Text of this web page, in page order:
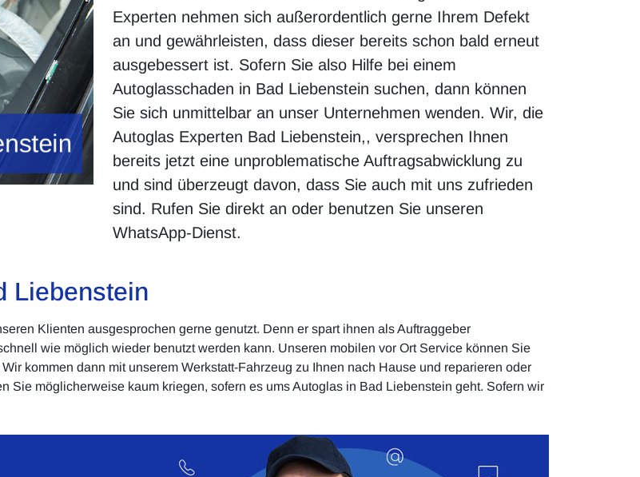
Experten nehmen sich außerordentlich gerne Ihrem Defekt
an und gewährleisten, dass dieser bereits schon bald erneut
ausgebessert ist. Sofern Sie also Hilfe bei einem
Autoglasschaden in Bad Liebenstein suchen, dann können
Sie sich unmittelbar an unser Unternehmen wenden. Wir, die
Autoglas Experten Bad Liebenstein,, versprechen Ihnen
bereits jetzt eine unproblematische Auftragsabwicklung zu
und sind überzeugt davon, dass Sie auch mit uns zufrieden
sind. Rufen Sie direkt an oder benutzen Sie unseren
WhatsApp-Dienst.
Liebenstein
Klienten ausgesprochen gerne genutzt. Denn er spart ihnen als Auftraggeber
wie möglich wieder benutzt werden kann. Unseren mobilen vor Ort Service können Sie
kommen dann mit unserem Werkstatt-Fahrzeug zu Ihnen nach Hause und reparieren oder
Sie möglicherweise kaum kriegen, sofern es ums Autoglas in Bad Liebenstein geht. Sofern wir